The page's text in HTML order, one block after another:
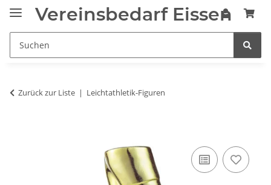
Vereinsbedarf Eissen
Zurück zur Liste Leichtathletik-Figuren